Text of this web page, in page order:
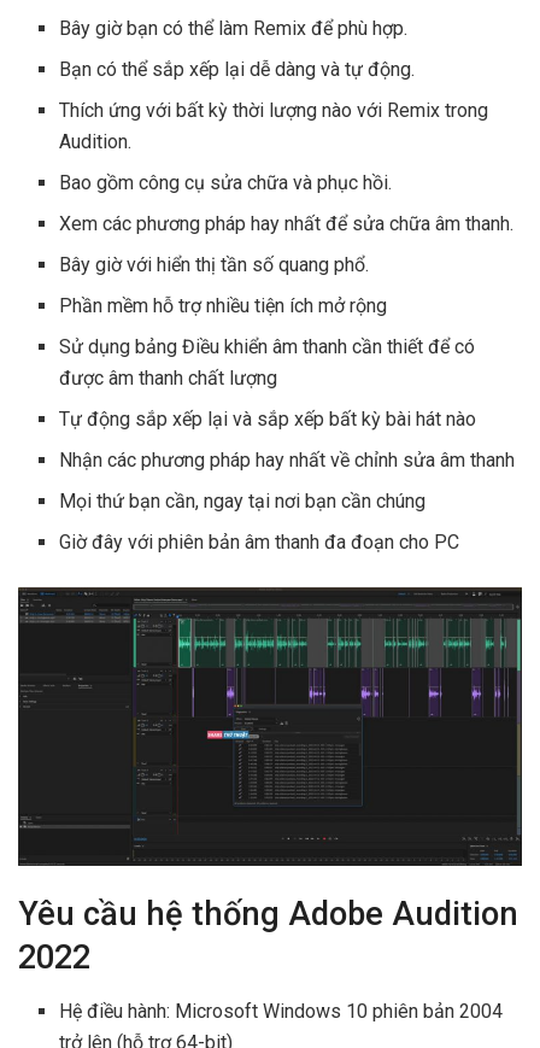
Bây giờ bạn có thể làm Remix để phù hợp.
Bạn có thể sắp xếp lại dễ dàng và tự động.
Thích ứng với bất kỳ thời lượng nào với Remix trong
Audition.
Bao gồm công cụ sửa chữa và phục hồi.
Xem các phương pháp hay nhất để sửa chữa âm thanh.
Bây giờ với hiển thị tần số quang phổ.
Phần mềm hỗ trợ nhiều tiện ích mở rộng
Sử dụng bảng Điều khiển âm thanh cần thiết để có
được âm thanh chất lượng
Tự động sắp xếp lại và sắp xếp bất kỳ bài hát nào
Nhận các phương pháp hay nhất về chỉnh sửa âm thanh
Mọi thứ bạn cần, ngay tại nơi bạn cần chúng
Giờ đây với phiên bản âm thanh đa đoạn cho PC
Yêu cầu hệ thống Adobe Audition
2022
Hệ điều hành: Microsoft Windows 10 phiên bản 2004
trở lên (hỗ trợ 64-bit)